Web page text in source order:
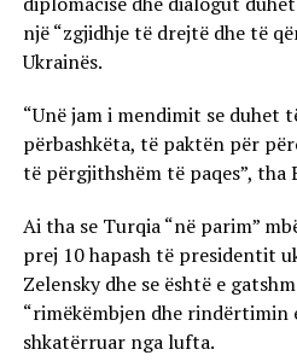
një “zgjidhje të drejtë dhe të
Ukrainës.
“Unë jam i mendimit se duhet
përbashkëta, të paktën për
të përgjithshëm të paqes”, tha
Ai tha se Turqia “në parim”
prej 10 hapash të presidentit
Zelensky dhe se është e
“rimëkëmbjen dhe rindërtimin
shkatërruar nga lufta.